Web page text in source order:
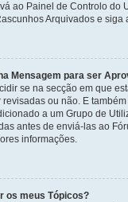
ao Painel de Controlo do
Arquivados e siga
Mensagem para ser
se na secção em que
ou não. E
a um Grupo de
antes de enviá-las ao
informações.
os meus Tópicos?